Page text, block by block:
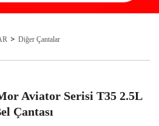
Diğer Çantalar
Aviator Serisi T35 2.5L
Çantası